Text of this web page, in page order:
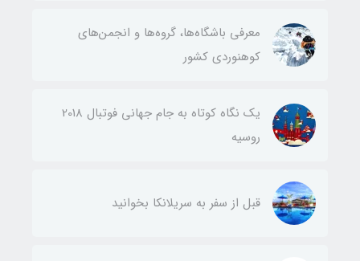
معرفی باشگاه‌ها، گروه‌ها و انجمن‌های
کوهنوردی کشور
یک نگاه کوتاه به جام جهانی فوتبال 2018
روسیه
قبل از سفر به سریلانکا بخوانید